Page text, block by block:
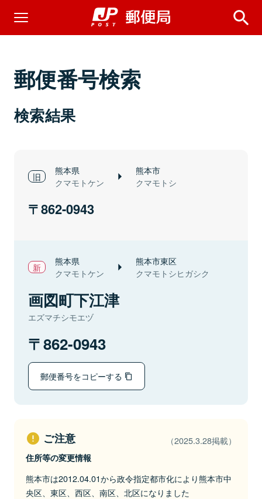
郵便番号検索
検索結果
熊本県
クマモトケン
熊本市
クマモトシ
862-0943
熊本県
クマモトケン
熊本市東区
クマモトシヒガシク
画図町下江津
エズマチシモエヅ
862-0943
郵便番号をコピーする
ご注意 （2025.3.28掲載）
住所等の変更情報
熊本市は2012.04.01から政令指定都市化により熊本市中
央区、東区、西区、南区、北区になりました